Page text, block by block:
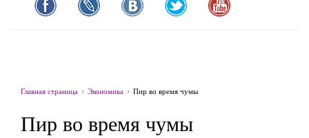
Главная страница Экономика Пир во время чумы
Пир во время чумы